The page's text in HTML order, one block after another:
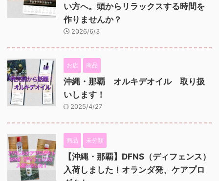
い方へ。頭からリラックスする時間を
作りませんか？
2026/6/3
お店 商品
沖縄・那覇 オルキデオイル 取り扱
いします！
2025/4/27
商品 未分類
【沖縄・那覇】DFNS（ディフェンス）
入荷しました！オランダ発、ケアプロ